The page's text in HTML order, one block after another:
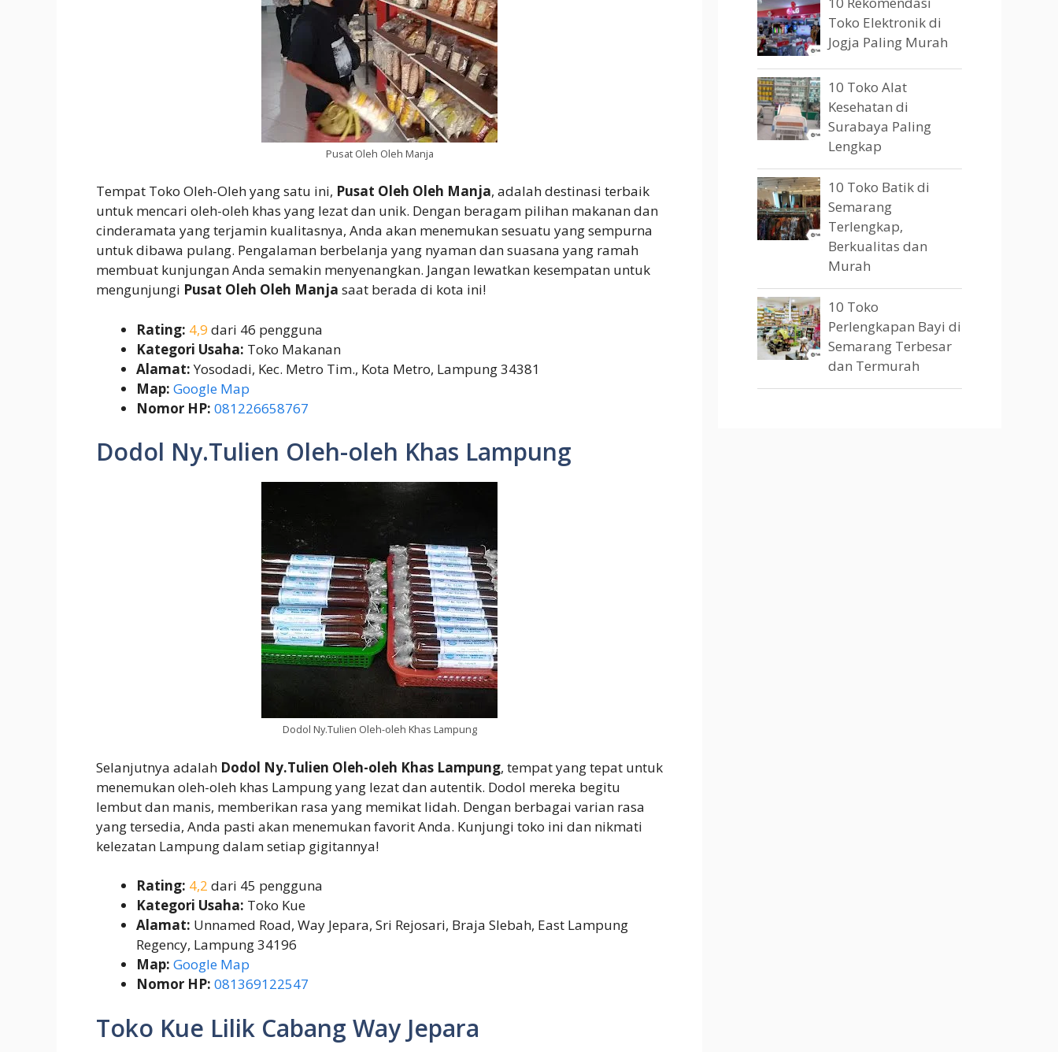
Pusat Oleh Oleh Manja
Tempat Toko Oleh-Oleh yang satu ini, Pusat Oleh Oleh Manja, adalah destinasi terbaik
untuk mencari oleh-oleh khas yang lezat dan unik. Dengan beragam pilihan makanan dan
cinderamata yang terjamin kualitasnya, Anda akan menemukan sesuatu yang sempurna
untuk dibawa pulang. Pengalaman berbelanja yang nyaman dan suasana yang ramah
membuat kunjungan Anda semakin menyenangkan. Jangan lewatkan kesempatan untuk
mengunjungi Pusat Oleh Oleh Manja saat berada di kota ini!
Rating: 4,9 dari 46 pengguna
Kategori Usaha: Toko Makanan
Alamat:Yosodadi, Kec. Metro Tim., Kota Metro, Lampung 34381
Map: Google Map
Nomor HP: 081226658767
Dodol Ny.Tulien Oleh-oleh Khas Lampung
Dodol Ny.Tulien Oleh-oleh Khas Lampung
Selanjutnya adalah Dodol Ny.Tulien Oleh-oleh Khas Lampung, tempat yang tepat untuk
menemukan oleh-oleh khas Lampung yang lezat dan autentik. Dodol mereka begitu
lembut dan manis, memberikan rasa yang memikat lidah. Dengan berbagai varian rasa
yang tersedia, Anda pasti akan menemukan favorit Anda. Kunjungi toko ini dan nikmati
kelezatan Lampung dalam setiap gigitannya!
Rating: 4,2 dari 45 pengguna
Kategori Usaha: Toko Kue
Alamat: Unnamed Road, Way Jepara, Sri Rejosari, Braja Slebah, East Lampung
Regency, Lampung 34196
Map: Google Map
Nomor HP: 081369122547
Toko Kue Lilik Cabang Way Jepara
Toko Elektronik di
Jogja Paling Murah
10 Toko Alat
Kesehatan di
Surabaya Paling
Lengkap
10 Toko Batik di
Semarang
Terlengkap,
Berkualitas dan
Murah
10 Toko
Perlengkapan Bayi di
Semarang Terbesar
dan Termurah